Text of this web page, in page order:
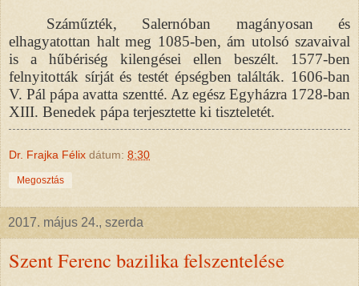
Száműzték, Salernóban magányosan és
elhagyatottan halt meg 1085-ben, ám utolsó szavaival
is a hűbériség kilengései ellen beszélt. 1577-ben
felnyitották sírját és testét épségben találták. 1606-ban
V. Pál pápa avatta szentté. Az egész Egyházra 1728-ban
XIII. Benedek pápa terjesztette ki tiszteletét.
Dr. Frajka Félix dátum: 8:30
Megosztás
2017. május 24., szerda
Szent Ferenc bazilika felszentelése